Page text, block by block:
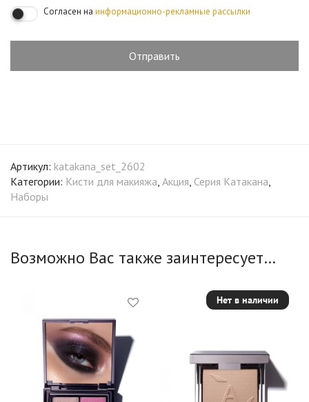
Согласен на информационно-рекламные рассылки
Артикул: katakana_set_2602
Категории: Кисти для макияжа, Акция, Серия Катакана,
Наборы
Возможно Вас также заинтересует…
Нет в наличии